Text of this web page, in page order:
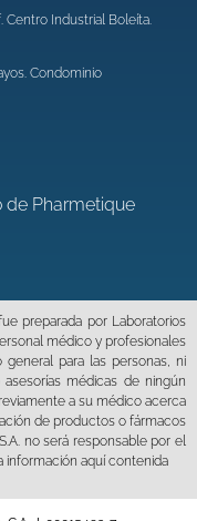
Centro Industrial Boleíta.
Condominio
de Pharmetique
preparada por Laboratorios
médico y profesionales
para las personas, ni
médicas de ningún
a su médico acerca
de productos o fármacos
no será responsable por el
información aquí contenida